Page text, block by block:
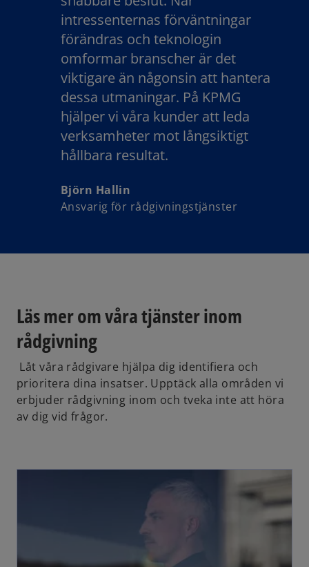
intressenternas förväntningar
förändras och teknologin
omformar branscher är det
viktigare än någonsin att hantera
dessa utmaningar. På KPMG
hjälper vi våra kunder att leda
verksamheter mot långsiktigt
hållbara resultat.
Björn Hallin
Ansvarig för rådgivningstjänster
Läs mer om våra tjänster inom
rådgivning
Låt våra rådgivare hjälpa dig identifiera och
prioritera dina insatser. Upptäck alla områden vi
erbjuder rådgivning inom och tveka inte att höra
av dig vid frågor.